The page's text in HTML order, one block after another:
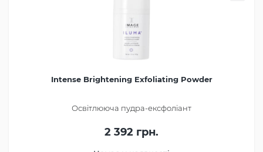
Intense Brightening Exfoliating Powder
Освітлююча пудра-ексфоліант
2 392 грн.